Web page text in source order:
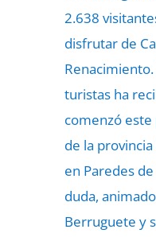
2.638
disfrutar de
turistas ha
comenzó
de la provincia
en Paredes
duda,
Berruguete y